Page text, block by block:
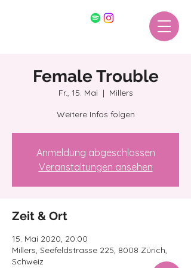
Female Trouble
Fr., 15. Mai
  |
Millers
Weitere Infos folgen
Anmeldung abgeschlossen
Veranstaltungen ansehen
Zeit & Ort
15. Mai 2020, 20:00
Millers, Seefeldstrasse 225, 8008 Zürich,
Schweiz